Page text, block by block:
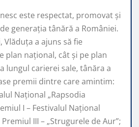
este respectat, promovat şi
generaţia tânără a României.
Vlăduța a ajuns să fie
plan naţional, cât şi pe plan
lungul carierei sale, tânăra a
premii dintre care amintim:
Național „Rapsodia
I – Festivalul Național
III – „Strugurele de Aur”;